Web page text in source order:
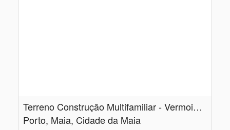
Terreno Construção Multifamiliar - Vermoim - Maia
Porto, Maia, Cidade da Maia